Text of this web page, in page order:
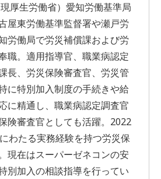
厚生労働省）愛知労働基準局
屋東労働基準監督署や瀬戸労
労働局で労災補償課および労
職。適用指導官、職業病認定
長、労災保険審査官、労災管
に特別加入制度の手続きや給
に精通し、職業病認定調査官
険審査官としても活躍。2022
わたる実務経験を持つ労災保
現在はスーパーゼネコンの安
別加入の相談指導を行ってい